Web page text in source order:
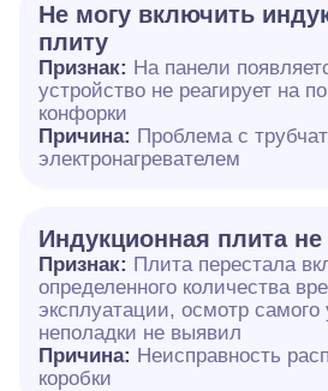
Не могу включить
плиту
Признак: На панели
устройство не реагирует на
конфорки
Причина: Проблема с
электронагревателем
Индукционная плита
Признак: Плита перестала
определенного количества
эксплуатации, осмотр самого
неполадки не выявил
Причина: Неисправность
коробки